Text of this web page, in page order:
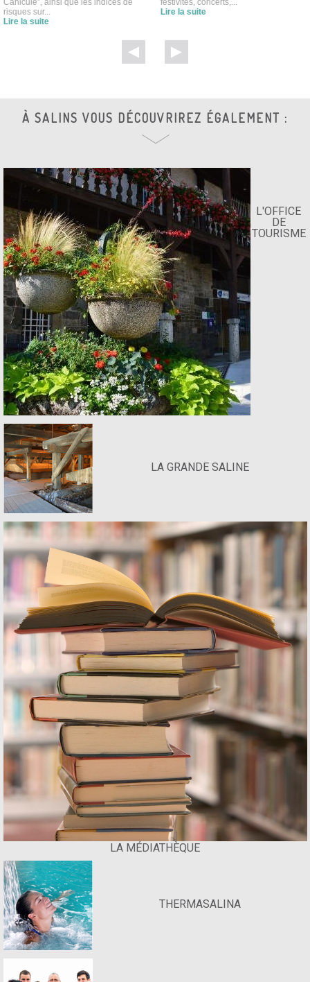
Canicule”, ainsi que les indices de
risques sur...
Lire la suite
festivités, concerts,...
Lire la suite
À SALINS VOUS DÉCOUVRIREZ ÉGALEMENT :
L'OFFICE
DE
TOURISME
LA GRANDE SALINE
LA MÉDIATHÈQUE
THERMASALINA